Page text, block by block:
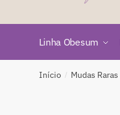
Linha Obesum
Início / Mudas Raras